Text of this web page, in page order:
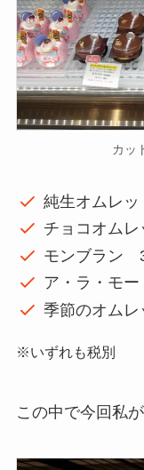
カッ
純生オムレ
チョコオム
モンブラン
ア・ラ・モ
季節のオム
※いずれも税別
この中で今回私